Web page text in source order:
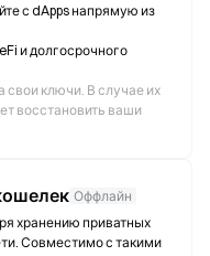
с dApps напрямую из
и долгосрочного
свои ключи. В случае их
восстановить ваши
Оффлайн
хранению приватных
Совместимо с такими